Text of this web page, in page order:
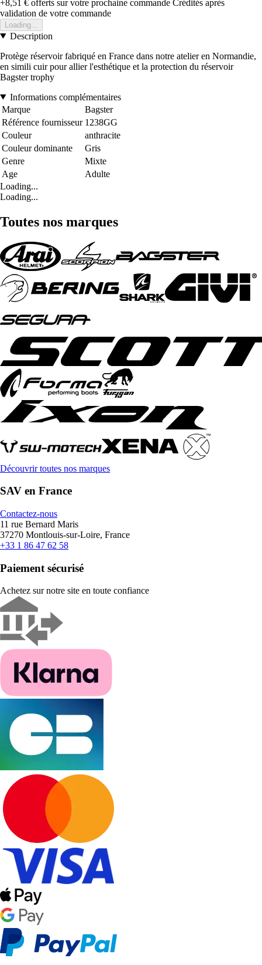
+8,51 € offerts sur votre prochaine commande Crédités après
validation de votre commande
Loading...
Description
Protège réservoir fabriqué en France dans notre atelier en Normandie,
en simili cuir pour allier l'esthétique et la protection du réservoir
Bagster trophy
Informations complémentaires
Marque
Bagster
Référence fournisseur 1238GG
Couleur
anthracite
Couleur dominante
Gris
Genre
Mixte
Age
Adulte
Loading...
Loading...
Toutes nos marques
Découvrir toutes nos marques
SAV en France
Contactez-nous
11 rue Bernard Maris
37270 Montlouis-sur-Loire, France
+33 1 86 47 62 58
Paiement sécurisé
Achetez sur notre site en toute confiance